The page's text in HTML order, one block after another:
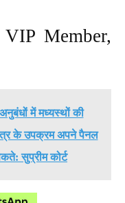
Member,
में मध्यस्थों की
के उपक्रम अपने पैनल
सुप्रीम कोर्ट